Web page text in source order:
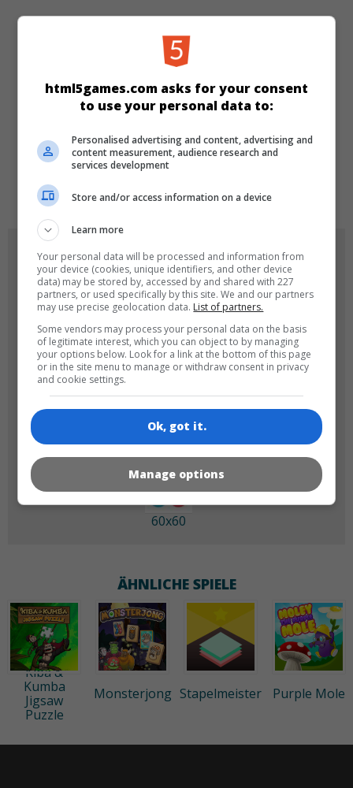
KATEGORIEN
SPIEL-ICONS
180x180 120x120
60x60
ÄHNLICHE SPIELE
Kiba &
Kumba
Jigsaw
Puzzle
Monsterjong Stapelmeister Purple Mole
html5games.com asks for your consent
to use your personal data to:
Personalised advertising and content, advertising and
content measurement, audience research and
services development
Store and/or access information on a device
Learn more
Your personal data will be processed and information from
your device (cookies, unique identifiers, and other device
data) may be stored by, accessed by and shared with 227
partners, or used specifically by this site. We and our partners
may use precise geolocation data. List of partners.
Some vendors may process your personal data on the basis
of legitimate interest, which you can object to by managing
your options below. Look for a link at the bottom of this page
or in the site menu to manage or withdraw consent in privacy
and cookie settings.
Ok, got it.
Manage options